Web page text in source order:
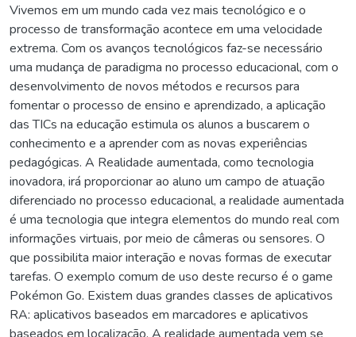
Vivemos em um mundo cada vez mais tecnológico e o
processo de transformação acontece em uma velocidade
extrema. Com os avanços tecnológicos faz-se necessário
uma mudança de paradigma no processo educacional, com o
desenvolvimento de novos métodos e recursos para
fomentar o processo de ensino e aprendizado, a aplicação
das TICs na educação estimula os alunos a buscarem o
conhecimento e a aprender com as novas experiências
pedagógicas. A Realidade aumentada, como tecnologia
inovadora, irá proporcionar ao aluno um campo de atuação
diferenciado no processo educacional, a realidade aumentada
é uma tecnologia que integra elementos do mundo real com
informações virtuais, por meio de câmeras ou sensores. O
que possibilita maior interação e novas formas de executar
tarefas. O exemplo comum de uso deste recurso é o game
Pokémon Go. Existem duas grandes classes de aplicativos
RA: aplicativos baseados em marcadores e aplicativos